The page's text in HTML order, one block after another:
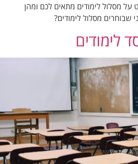
מסלול לימודים מתאים לכם ומהן
שבוחרים מסלול לימודים?
לימודים